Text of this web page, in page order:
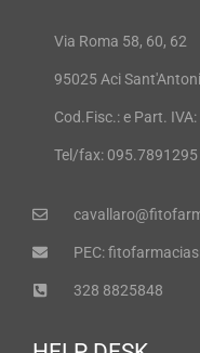
Via Roma 58, 60, 62
95025 Aci
Cod.Fisc.: e Part.
Tel/fax:
PEC:
328 8825848